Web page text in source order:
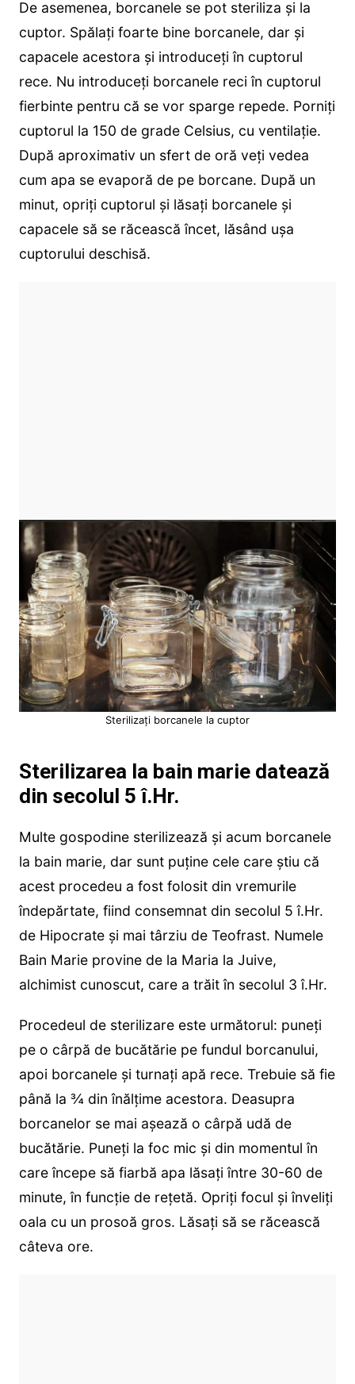
De asemenea, borcanele se pot steriliza și la
cuptor. Spălați foarte bine borcanele, dar și
capacele acestora și introduceți în cuptorul
rece. Nu introduceți borcanele reci în cuptorul
fierbinte pentru că se vor sparge repede. Porniți
cuptorul la 150 de grade Celsius, cu ventilație.
După aproximativ un sfert de oră veți vedea
cum apa se evaporă de pe borcane. După un
minut, opriți cuptorul și lăsați borcanele și
capacele să se răcească încet, lăsând ușa
cuptorului deschisă.
Sterilizați borcanele la cuptor
Sterilizarea la bain marie datează
din secolul 5 î.Hr.
Multe gospodine sterilizează și acum borcanele
la bain marie, dar sunt puține cele care știu că
acest procedeu a fost folosit din vremurile
îndepărtate, fiind consemnat din secolul 5 î.Hr.
de Hipocrate și mai târziu de Teofrast. Numele
Bain Marie provine de la Maria la Juive,
alchimist cunoscut, care a trăit în secolul 3 î.Hr.
Procedeul de sterilizare este următorul: puneți
pe o cârpă de bucătărie pe fundul borcanului,
apoi borcanele și turnați apă rece. Trebuie să fie
până la ¾ din înălțime acestora. Deasupra
borcanelor se mai așează o cârpă udă de
bucătărie. Puneți la foc mic și din momentul în
care începe să fiarbă apa lăsați între 30-60 de
minute, în funcție de rețetă. Opriți focul și înveliți
oala cu un prosoă gros. Lăsați să se răcească
câteva ore.